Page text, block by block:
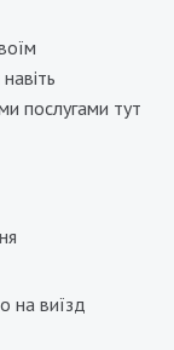
послугами тут
на виїзд